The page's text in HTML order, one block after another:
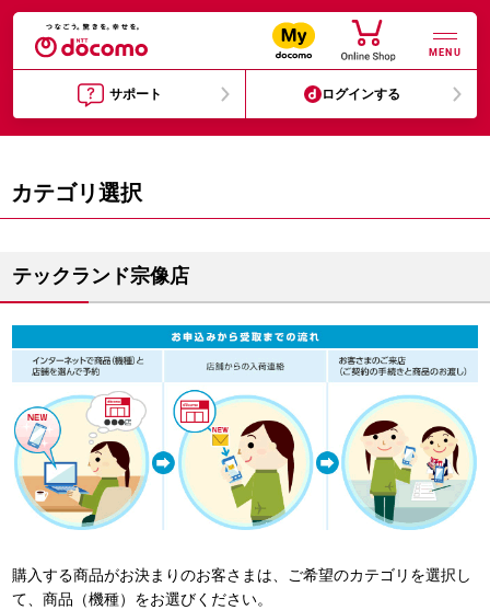
MENU
サポート ログインする
カテゴリ選択
テックランド宗像店
購入する商品がお決まりのお客さまは、ご希望のカテゴリを選択し
て、商品（機種）をお選びください。